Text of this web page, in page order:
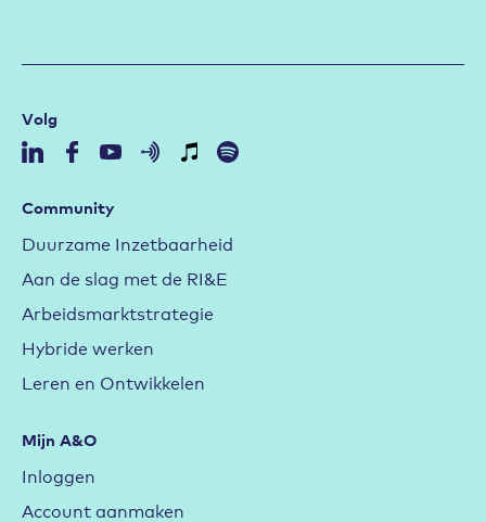
Volg
Community
Duurzame Inzetbaarheid
Aan de slag met de RI&E
Arbeidsmarktstrategie
Hybride werken
Leren en Ontwikkelen
Mijn A&O
Inloggen
Account aanmaken